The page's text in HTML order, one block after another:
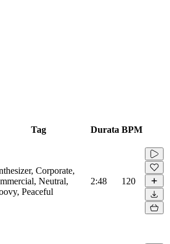
Tag Durata BPM
Corporate,
Neutral,
Peaceful
2:48 120